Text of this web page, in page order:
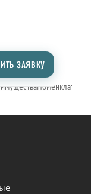
ЗАЯВКУ
Номенклатура